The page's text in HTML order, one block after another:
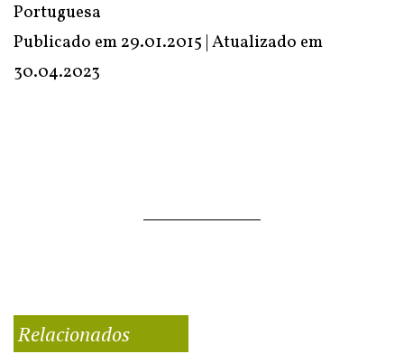
Portuguesa
Publicado em 29.01.2015 | Atualizado em
30.04.2023
Relacionados